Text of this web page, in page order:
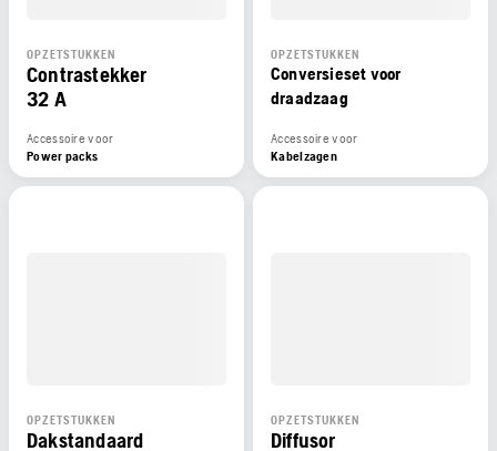
OPZETSTUKKEN
Contrastekker
32 A
Accessoire voor
Power packs
OPZETSTUKKEN
Conversieset voor
draadzaag
Accessoire voor
Kabelzagen
OPZETSTUKKEN
Dakstandaard
OPZETSTUKKEN
Diffusor